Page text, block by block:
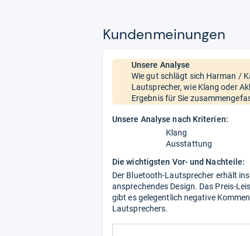
Kun­den­mei­nun­gen
Unsere Analyse
Wie gut schlägt sich Harman /
Lautsprecher, wie Klang oder
Ergebnis für Sie
Unsere Analyse nach Kriterien:
Klang
Ausstattung
Die wichtigsten Vor- und Nachteile:
Der Bluetooth-Lautsprecher erhält
ansprechendes Design. Das Preis-
gibt es gelegentlich negative
Lautsprechers.